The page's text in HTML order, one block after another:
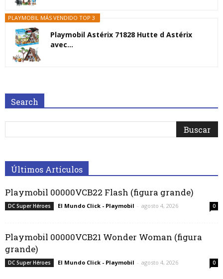
PLAYMOBIL MÁS VENDIDO TOP 3
Playmobil Astérix 71828 Hutte d Astérix
avec...
Search
Últimos Artículos
Playmobil 00000VCB22 Flash (figura grande)
DC Super Héroes El Mundo Click - Playmobil - agosto 4, 2026 0
Playmobil 00000VCB21 Wonder Woman (figura
grande)
DC Super Héroes El Mundo Click - Playmobil - agosto 4, 2026 0